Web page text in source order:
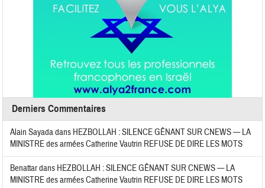
Derniers Commentaires
Alain Sayadadans HEZBOLLAH : SILENCE GÊNANT SUR CNEWS — LA
MINISTRE des armées Catherine Vautrin REFUSE DE DIRE LES MOTS
Benattardans HEZBOLLAH : SILENCE GÊNANT SUR CNEWS — LA
MINISTRE des armées Catherine Vautrin REFUSE DE DIRE LES MOTS